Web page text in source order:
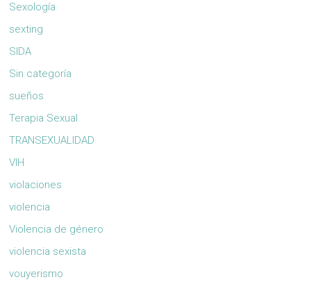
Sexología
sexting
SIDA
Sin categoría
sueños
Terapia Sexual
TRANSEXUALIDAD
VIH
violaciones
violencia
Violencia de género
violencia sexista
vouyerismo